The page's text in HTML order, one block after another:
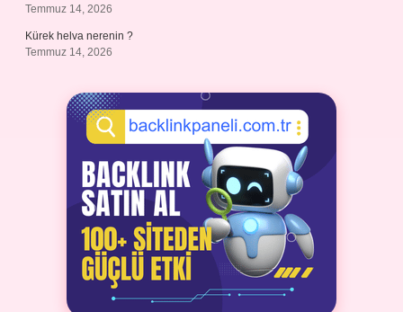
Temmuz 14, 2026
Kürek helva nerenin ?
Temmuz 14, 2026